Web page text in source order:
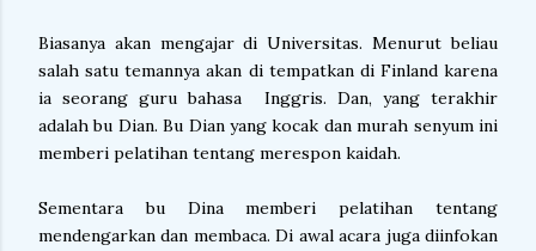
Biasanya akan mengajar di Universitas. Menurut beliau
salah satu temannya akan di tempatkan di Finland karena
ia seorang guru bahasa Inggris. Dan, yang terakhir
adalah bu Dian. Bu Dian yang kocak dan murah senyum ini
memberi pelatihan tentang merespon kaidah.
Sementara bu Dina memberi pelatihan tentang
mendengarkan dan membaca. Di awal acara juga diinfokan